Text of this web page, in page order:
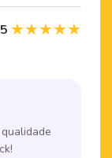
5 ★★★★★